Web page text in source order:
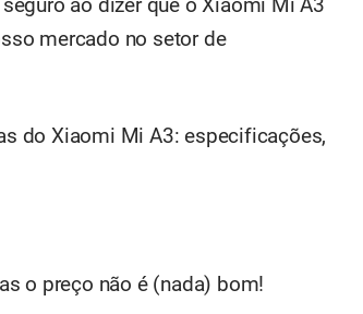
ao dizer que o Xiaomi Mi A3
mercado no setor de
do Xiaomi Mi A3: especificações,
o preço não é (nada) bom!